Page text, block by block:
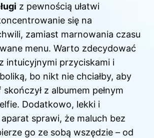
z pewnością ułatwi
się na
zamiast marnowania czasu
menu. Warto zdecydować
intuicyjnymi przyciskami i
bo nikt nie chciałby, aby
z albumem pełnym
Dodatkowo, lekki i
sprawi, że maluch bez
go ze sobą wszędzie – od